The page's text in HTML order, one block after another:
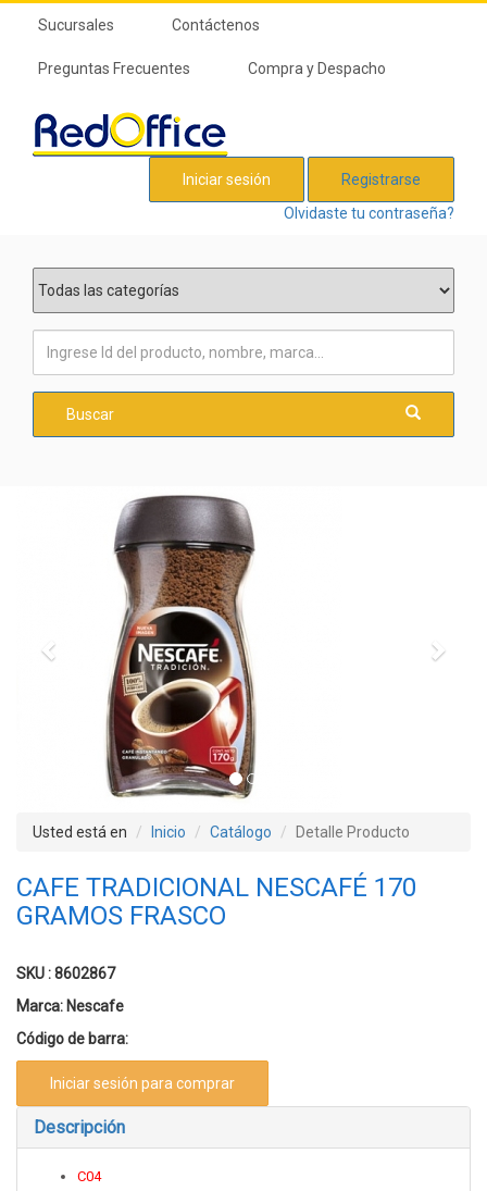
Sucursales Contáctenos
Preguntas Frecuentes Compra y Despacho
Iniciar sesión
Registrarse
Olvidaste tu contraseña?
Buscar
Previous
Usted está en Inicio Catálogo Detalle Producto
CAFE TRADICIONAL NESCAFÉ 170
GRAMOS FRASCO
SKU : 8602867
Marca: Nescafe
Código de barra:
Iniciar sesión para comprar
Descripción
C04